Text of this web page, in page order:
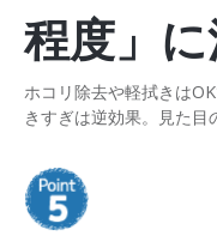
程度」
ホコリ除去や軽拭きは
きすぎは逆効果。見た目